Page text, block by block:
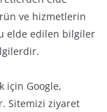
ve hizmetlerin
elde edilen bilgiler
için Google,
Sitemizi ziyaret